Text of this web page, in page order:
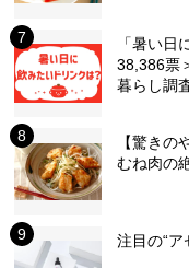
「暑い日
38,386票
暮らし調
【驚き
むね肉の
注目の“ア